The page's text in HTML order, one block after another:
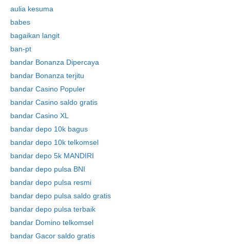
aulia kesuma
babes
bagaikan langit
ban-pt
bandar Bonanza Dipercaya
bandar Bonanza terjitu
bandar Casino Populer
bandar Casino saldo gratis
bandar Casino XL
bandar depo 10k bagus
bandar depo 10k telkomsel
bandar depo 5k MANDIRI
bandar depo pulsa BNI
bandar depo pulsa resmi
bandar depo pulsa saldo gratis
bandar depo pulsa terbaik
bandar Domino telkomsel
bandar Gacor saldo gratis